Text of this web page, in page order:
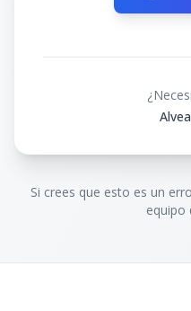
Si crees que esto es un
equipo